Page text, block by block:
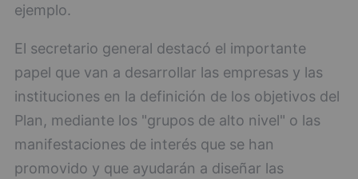
ejemplo.
El secretario general destacó el importante
papel que van a desarrollar las empresas y las
instituciones en la definición de los objetivos del
Plan, mediante los "grupos de alto nivel" o las
manifestaciones de interés que se han
promovido y que ayudarán a diseñar las